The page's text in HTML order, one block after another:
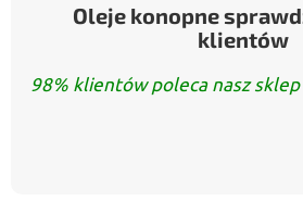
Oleje konopne
klientów
98% klientów poleca nasz